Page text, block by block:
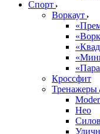
Спорт
Воркаут
Кроссфит
Тренажеры
Нео